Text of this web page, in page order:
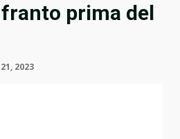
prima del
2023